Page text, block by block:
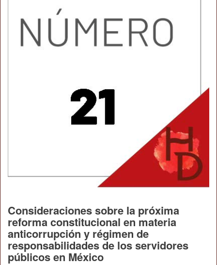
Consideraciones sobre la próxima
reforma constitucional en materia
anticorrupción y régimen de
responsabilidades de los servidores
públicos en México